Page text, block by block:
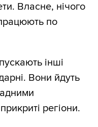
Власне, нічого
по
інші
Вони йдуть
регіони.